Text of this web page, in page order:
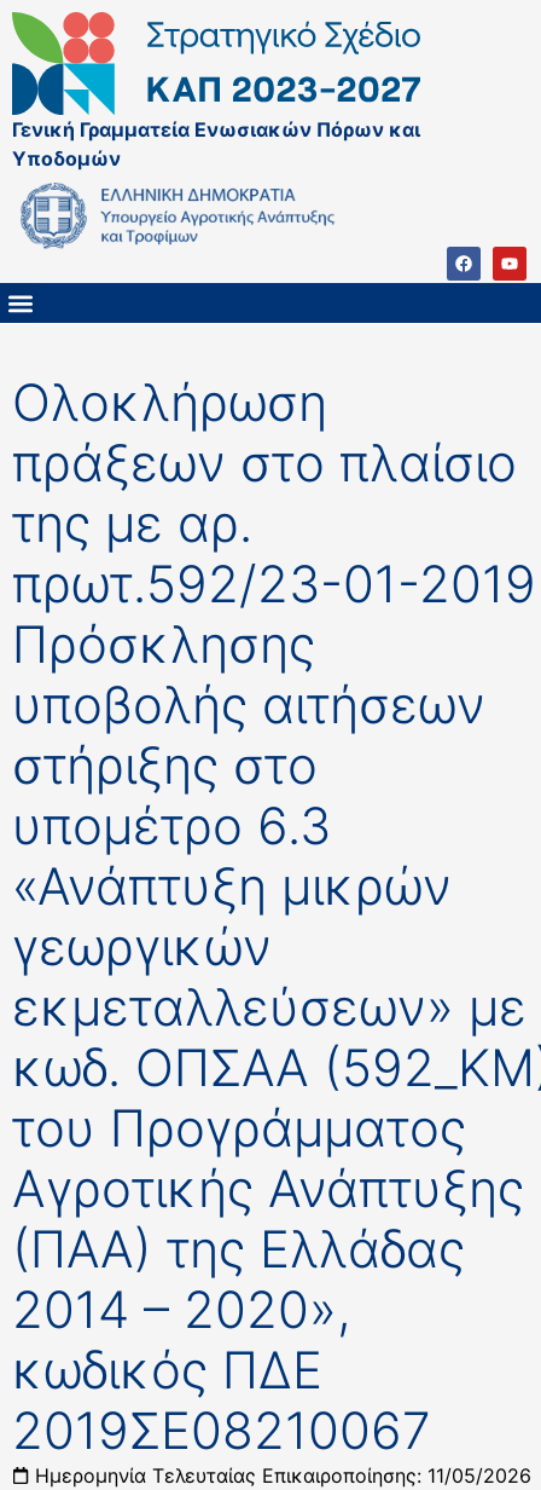
Γενική Γραμματεία Ενωσιακών Πόρων και
Υποδομών
Ολοκλήρωση
πράξεων στο πλαίσιο
της με αρ.
πρωτ.592/23-01-2019
Πρόσκλησης
υποβολής αιτήσεων
στήριξης στο
υπομέτρο 6.3
«Ανάπτυξη μικρών
γεωργικών
εκμεταλλεύσεων» με
κωδ. ΟΠΣΑΑ
του Προγράμματος
Αγροτικής Ανάπτυξης
(ΠΑΑ) της Ελλάδας
2014 – 2020»,
κωδικός ΠΔΕ
2019ΣΕ08210067
Ημερομηνία Τελευταίας Επικαιροποίησης: 11/05/2026